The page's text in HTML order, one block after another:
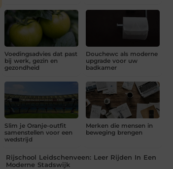
Voedingsadvies dat past
bij werk, gezin en
gezondheid
Douchewc als moderne
upgrade voor uw
badkamer
Slim je Oranje-outfit
samenstellen voor een
wedstrijd
Merken die mensen in
beweging brengen
Rijschool Leidschenveen: Leer Rijden In Een
Moderne Stadswijk